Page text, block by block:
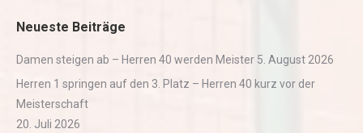
Neueste Beiträge
Damen steigen ab – Herren 40 werden Meister 5. August 2026
Herren 1 springen auf den 3. Platz – Herren 40 kurz vor der
Meisterschaft
20. Juli 2026